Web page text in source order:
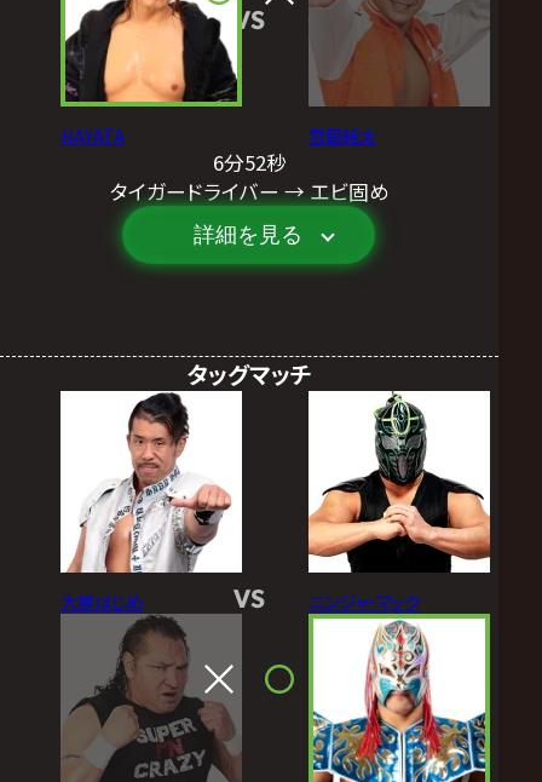
HAYATA
VS
宮脇純太
6分52秒
タイガードライバー → エビ固め
詳細を見る
タッグマッチ
大原はじめ VS ニンジャ・マック